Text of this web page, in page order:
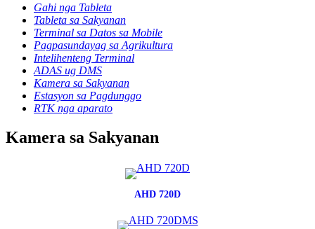
Gahi nga Tableta
Tableta sa Sakyanan
Terminal sa Datos sa Mobile
Pagpasundayag sa Agrikultura
Intelihenteng Terminal
ADAS ug DMS
Kamera sa Sakyanan
Estasyon sa Pagdunggo
RTK nga aparato
Kamera sa Sakyanan
AHD 720D